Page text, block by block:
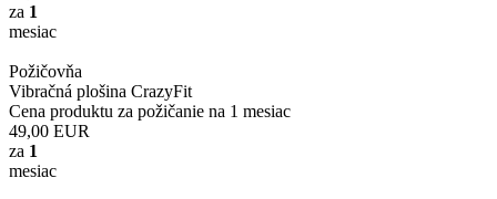
za 1
mesiac
Požičovňa
Vibračná plošina CrazyFit
Cena produktu za požičanie na 1 mesiac
49,00 EUR
za 1
mesiac